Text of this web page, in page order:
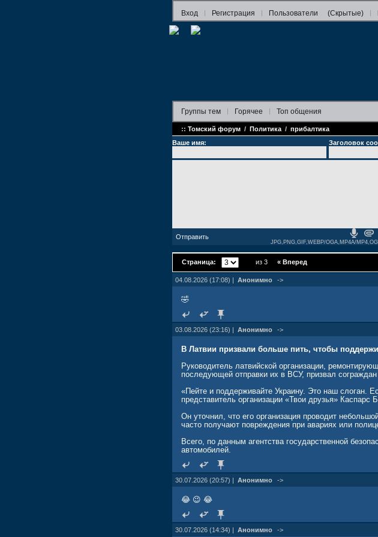
Вход Регистрация Пользователи (Скрытые)
Группы тем Горячее Топ общения
:: Томский форум / Политика / прибалтика
Ваше имя:
Заголовок
JPG,PNG,GIF,WEBP/OGA,MP4A/
Страница: из 3 « Вперед
04.08.2026 (17:08) | Анонимно ->
🤣
03.08.2026 (23:16) | Анонимно ->
В Латвии призвали больше пить, чтобы
Руководитель латвийской организации,
последующей отправки их в ВСУ, призвал
«Пейте и поддерживайте Украину. Это наш слоган.
представитель организации «Твои друзья»
Он уточнил, что его организация проводит
часто получают повреждения при авариях или
Всего, по данным агентства государственной
автомобилей.
30.07.2026 (20:57) | Анонимно ->
😂 😉 😂
30.07.2026 (14:34) | Анонимно ->